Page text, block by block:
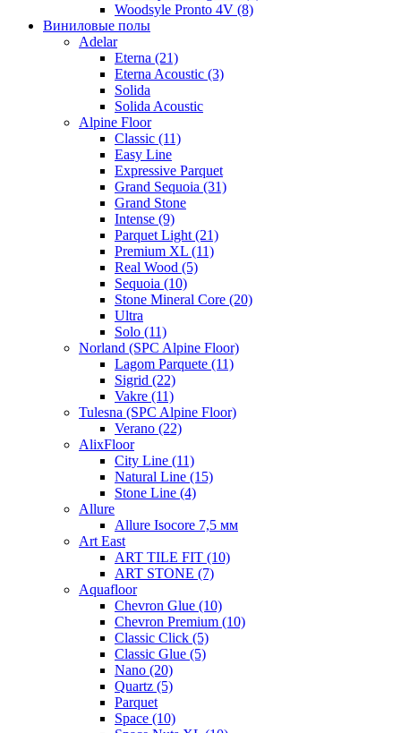
Woodsyle Pronto 4V (8)
Виниловые полы
Adelar
Eterna (21)
Eterna Acoustic (3)
Solida
Solida Acoustic
Alpine Floor
Classic (11)
Easy Line
Expressive Parquet
Grand Sequoia (31)
Grand Stone
Intense (9)
Parquet Light (21)
Premium XL (11)
Real Wood (5)
Sequoia (10)
Stone Mineral Core (20)
Ultra
Solo (11)
Norland (SPC Alpine Floor)
Lagom Parquete (11)
Sigrid (22)
Vakre (11)
Tulesna (SPC Alpine Floor)
Verano (22)
AlixFloor
City Line (11)
Natural Line (15)
Stone Line (4)
Allure
Allure Isocore 7,5 мм
Art East
ART TILE FIT (10)
ART STONE (7)
Aquafloor
Chevron Glue (10)
Chevron Premium (10)
Classic Click (5)
Classic Glue (5)
Nano (20)
Quartz (5)
Parquet
Space (10)